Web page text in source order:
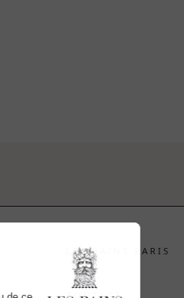
LES BAINS PARIS
CONTACT